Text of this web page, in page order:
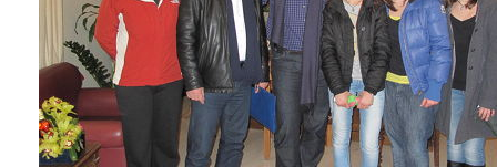
2010
2006